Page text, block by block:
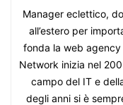
Manager eclettico,
all’estero per
fonda la web agency
Network inizia nel
campo del IT e
degli anni si è